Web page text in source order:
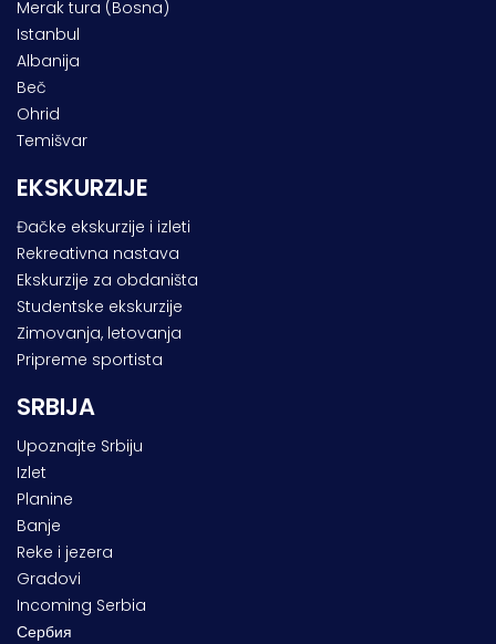
Merak tura (Bosna)
Istanbul
Albanija
Beč
Ohrid
Temišvar
EKSKURZIJE
Đačke ekskurzije i izleti
Rekreativna nastava
Ekskurzije za obdaništa
Studentske ekskurzije
Zimovanja, letovanja
Pripreme sportista
SRBIJA
Upoznajte Srbiju
Izlet
Planine
Banje
Reke i jezera
Gradovi
Incoming Serbia
Сербия